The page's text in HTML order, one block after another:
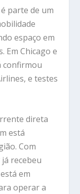
parte de um
espaço em
Em Chicago e
confirmou
e testes
direta
está
Com
já recebeu
em
operar a